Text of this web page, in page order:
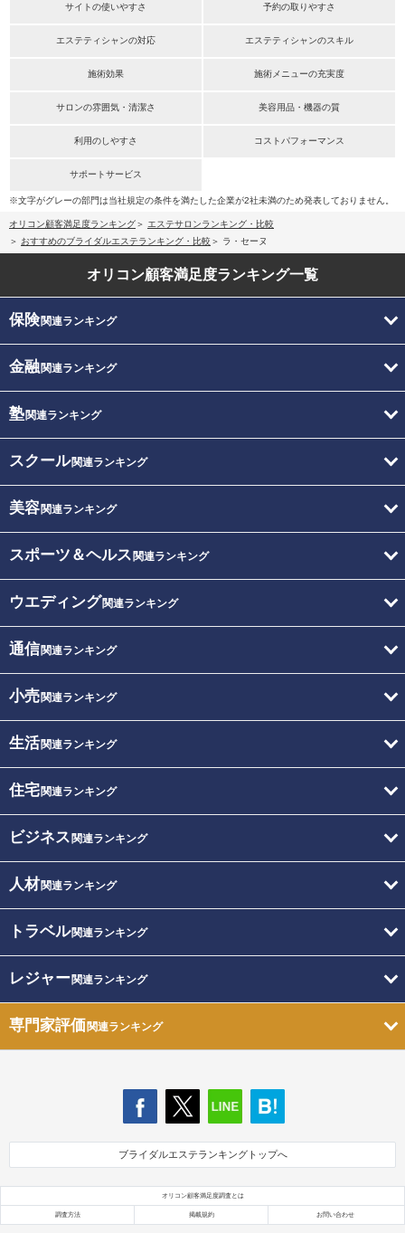
サイトの使いやすさ 予約の取りやすさ
エステティシャンの対応 エステティシャンのスキル
施術効果 施術メニューの充実度
サロンの雰囲気・清潔さ 美容用品・機器の質
利用のしやすさ コストパフォーマンス
サポートサービス
※文字がグレーの部門は当社規定の条件を満たした企業が2社未満のため発表しておりません。
オリコン顧客満足度ランキング
エステサロンランキング・比較
おすすめのブライダルエステランキング・比較
ラ・セーヌ
オリコン顧客満足度ランキング一覧
保険関連ランキング
金融関連ランキング
塾関連ランキング
スクール関連ランキング
美容関連ランキング
スポーツ＆ヘルス 関連ランキング
ウエディング関連ランキング
通信関連ランキング
小売関連ランキング
生活関連ランキング
住宅関連ランキング
ビジネス 関連ランキング
人材関連ランキング
トラベル関連ランキング
レジャー関連ランキング
専門家評価関連ランキング
ブライダルエステランキングトップへ
オリコン顧客満足度調査とは
調査方法 掲載規約 お問い合わせ